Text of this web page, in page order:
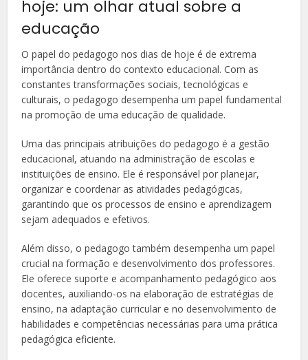
hoje: um olhar atual sobre a
educação
O papel do pedagogo nos dias de hoje é de extrema
importância dentro do contexto educacional. Com as
constantes transformações sociais, tecnológicas e
culturais, o pedagogo desempenha um papel fundamental
na promoção de uma educação de qualidade.
Uma das principais atribuições do pedagogo é a gestão
educacional, atuando na administração de escolas e
instituições de ensino. Ele é responsável por planejar,
organizar e coordenar as atividades pedagógicas,
garantindo que os processos de ensino e aprendizagem
sejam adequados e efetivos.
Além disso, o pedagogo também desempenha um papel
crucial na formação e desenvolvimento dos professores.
Ele oferece suporte e acompanhamento pedagógico aos
docentes, auxiliando-os na elaboração de estratégias de
ensino, na adaptação curricular e no desenvolvimento de
habilidades e competências necessárias para uma prática
pedagógica eficiente.